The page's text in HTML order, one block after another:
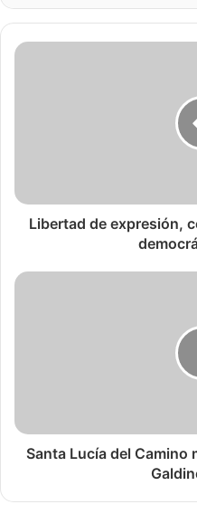
Libertad de expresión,
Santa Lucía del Camino